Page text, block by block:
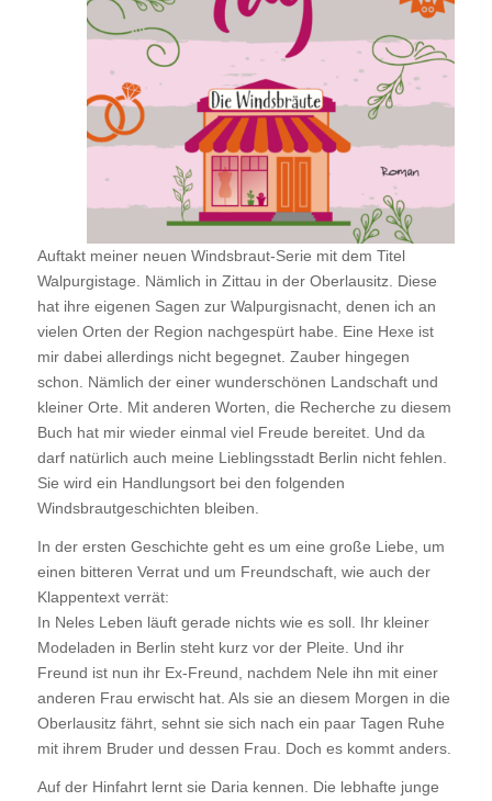
Auftakt meiner neuen Windsbraut-Serie mit dem Titel
Walpurgistage. Nämlich in Zittau in der Oberlausitz. Diese
hat ihre eigenen Sagen zur Walpurgisnacht, denen ich an
vielen Orten der Region nachgespürt habe. Eine Hexe ist
mir dabei allerdings nicht begegnet. Zauber hingegen
schon. Nämlich der einer wunderschönen Landschaft und
kleiner Orte. Mit anderen Worten, die Recherche zu diesem
Buch hat mir wieder einmal viel Freude bereitet. Und da
darf natürlich auch meine Lieblingsstadt Berlin nicht fehlen.
Sie wird ein Handlungsort bei den folgenden
Windsbrautgeschichten bleiben.
In der ersten Geschichte geht es um eine große Liebe, um
einen bitteren Verrat und um Freundschaft, wie auch der
Klappentext verrät:
In Neles Leben läuft gerade nichts wie es soll. Ihr kleiner
Modeladen in Berlin steht kurz vor der Pleite. Und ihr
Freund ist nun ihr Ex-Freund, nachdem Nele ihn mit einer
anderen Frau erwischt hat. Als sie an diesem Morgen in die
Oberlausitz fährt, sehnt sie sich nach ein paar Tagen Ruhe
mit ihrem Bruder und dessen Frau. Doch es kommt anders.
Auf der Hinfahrt lernt sie Daria kennen. Die lebhafte junge